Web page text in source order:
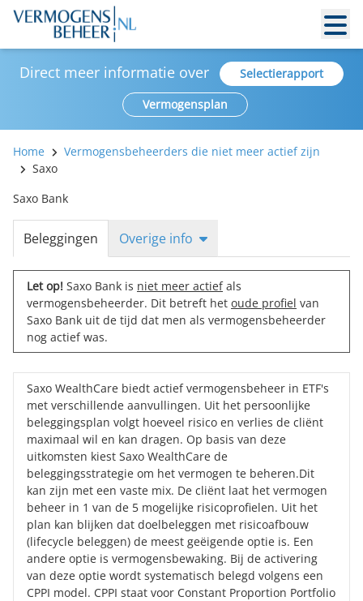
Direct meer informatie over
Selectierapport
Vermogensplan
Home
Vermogensbeheerders die niet meer actief zijn
Saxo
Saxo Bank
Beleggingen Overige info
Let op! Saxo Bank is niet meer actiefals
vermogensbeheerder. Dit betreft het oude profiel van
Saxo Bank uit de tijd dat men als vermogensbeheerder
nog actief was.
Saxo WealthCare biedt actief vermogensbeheer in ETF's
met verschillende aanvullingen. Uit het persoonlijke
beleggingsplan volgt hoeveel risico en verlies de cliënt
maximaal wil en kan dragen. Op basis van deze
uitkomsten kiest Saxo WealthCare de
beleggingsstrategie om het vermogen te beheren.Dit
kan zijn met een vaste mix. De cliënt laat het vermogen
beheer in 1 van de 5 mogelijke risicoprofielen. Uit het
plan kan blijken dat doelbeleggen met risicoafbouw
(lifecycle beleggen) de meest geëigende optie is. Een
andere optie is vermogensbewaking. Bij de activering
van deze optie wordt systematisch belegd volgens een
CPPI model. CPPI staat voor Constant Proportion Portfolio